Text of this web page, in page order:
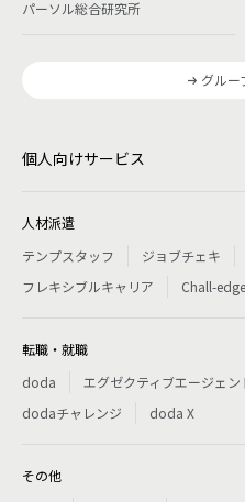
パーソル総合研究所
グルー
個人向けサービス
人材派遣
テンプスタッフ
ジョブチェキ
フレキシブルキャリア
Chall-edge
転職・就職
doda
エグゼクティブエージェン
dodaチャレンジ
doda X
その他